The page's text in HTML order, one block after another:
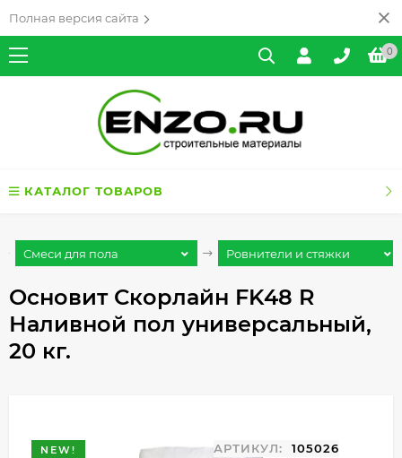
Полная версия сайта
0
КАТАЛОГ ТОВАРОВ
Смеси для пола Ровнители и стяжки
Основит Скорлайн FK48 R
Наливной пол универсальный,
20 кг.
NEW! АРТИКУЛ: 105026